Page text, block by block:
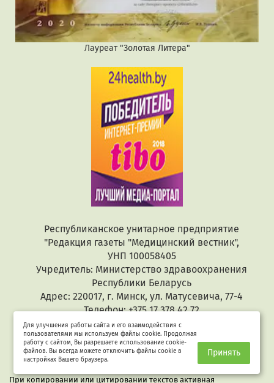
Лауреат "Золотая Литера"
Республиканское унитарное предприятие
"Редакция газеты "Медицинский вестник",
УНП 100058405
Учредитель: Министерство здравоохранения
Республики Беларусь
Адрес: 220017, г. Минск, ул. Матусевича, 77-4
Телефон: +375 17 378 42 72
E-mail:
info@24health.by
При копировании или цитировании текстов активная
Для улучшения работы сайта и его взаимодействия с
пользователями мы используем файлы cookie. Продолжая
работу с сайтом, Вы разрешаете использование cookie-
файлов. Вы всегда можете отключить файлы cookie в
настройках Вашего браузера.
Принять